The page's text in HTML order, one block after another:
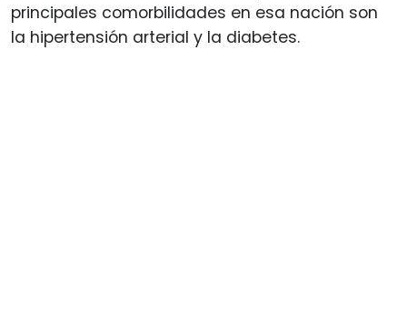
principales comorbilidades en esa nación son
la hipertensión arterial y la diabetes.